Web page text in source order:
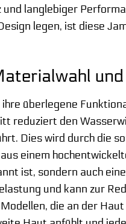
langlebiger
legen, ist diese
überlegene
reduziert den
Dies wird durch die
einem
ist, sondern auch
und kann zur
die an der